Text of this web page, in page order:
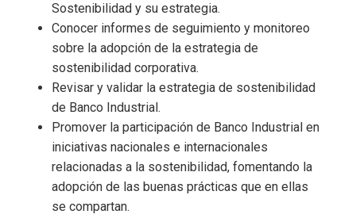
Sostenibilidad y su estrategia.
Conocer informes de seguimiento y monitoreo
sobre la adopción de la estrategia de
sostenibilidad corporativa.
Revisar y validar la estrategia de sostenibilidad
de Banco Industrial.
Promover la participación de Banco Industrial en
iniciativas nacionales e internacionales
relacionadas a la sostenibilidad, fomentando la
adopción de las buenas prácticas que en ellas
se compartan.